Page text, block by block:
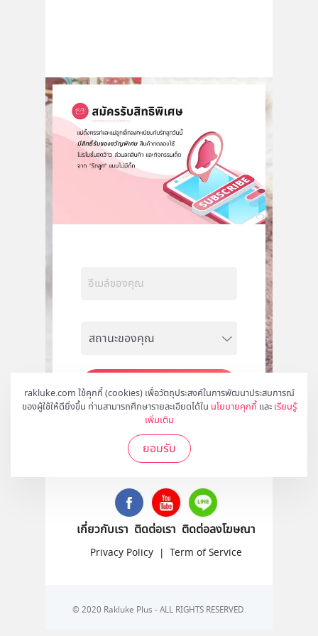
rakluke.com ใช้คุกกี้ (cookies) เพื่อวัตถุประสงค์ในการพัฒนาประสบการณ์
ของผู้ใช้ให้ดียิ่งขึ้น ท่านสามารถศึกษารายละเอียดได้ใน นโยบายคุกกี้ และ เรียนรู้
เพิ่มเติม
ยอมรับ
สมัคร
ติดตามเราได้ที่
เกี่ยวกับเรา ติดต่อเรา ติดต่อลงโฆษณา
Privacy Policy | Term of Service
© 2020 Rakluke Plus - ALL RIGHTS RESERVED.